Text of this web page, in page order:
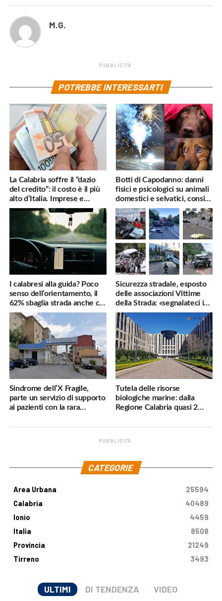
M.G.
PUBBLICITÀ
POTREBBE INTERESSARTI
La Calabria soffre il “dazio
del credito”: il costo è il più
alto d’Italia. Imprese e
famiglie penalizzate
Botti di Capodanno: danni
fisici e psicologici su animali
domestici e selvatici, consigli
utili
I calabresi alla guida? Poco
senso dell’orientamento, il
62% sbaglia strada anche col
navigatore
Sicurezza stradale, esposto
delle associazioni Vittime
della Strada: «segnalateci i
pericoli, interverremo
subito»
Sindrome dell’X Fragile,
parte un servizio di supporto
ai pazienti con la rara
Tutela delle risorse
biologiche marine: dalla
Regione Calabria quasi 2
PUBBLICITÀ
CATEGORIE
Area Urbana
25594
Calabria
40489
Ionio
4459
Italia
8508
Provincia
21249
Tirreno
3493
ULTIMI DI TENDENZA VIDEO